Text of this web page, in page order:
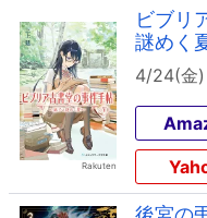
ビブリ
謎めく
4/24(金)